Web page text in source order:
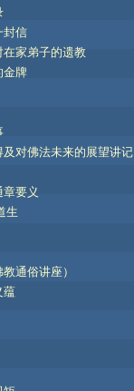
封信
家弟子的遗教
金牌
对佛法未来的展望讲记
要义
生
通俗讲座）
蕴